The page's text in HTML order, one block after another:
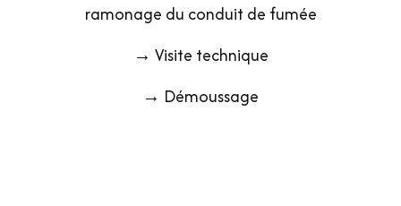
ramonage du conduit de fumée
→ Visite technique
→ Démoussage